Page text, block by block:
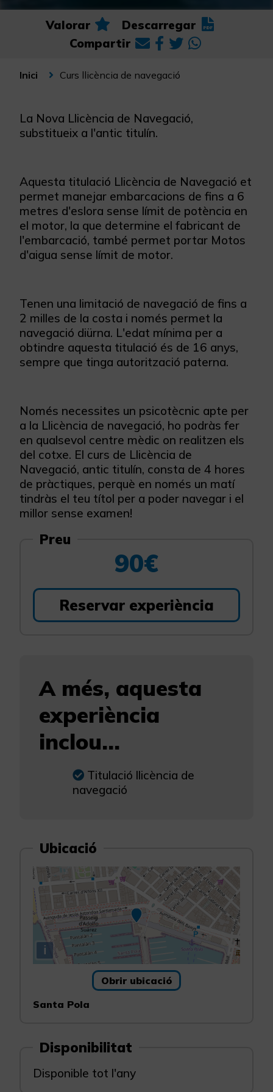
Valorar
Descarregar
Compartir
Inici Curs llicència de navegació
La Nova Llicència de Navegació,
substitueix a l'antic titulín.
Aquesta titulació Llicència de Navegació et
permet manejar embarcacions de fins a 6
metres d'eslora sense límit de potència en
el motor, la que determine el fabricant de
l'embarcació, també permet portar Motos
d'aigua sense límit de motor.
Tenen una limitació de navegació de fins a
2 milles de la costa i només permet la
navegació diürna. L'edat mínima per a
obtindre aquesta titulació és de 16 anys,
sempre que tinga autorització paterna.
Només necessites un psicotècnic apte per
a la Llicència de navegació, ho podràs fer
en qualsevol centre mèdic on realitzen els
del cotxe. El curs de Llicència de
Navegació, antic titulín, consta de 4 hores
de pràctiques, perquè en només un matí
tindràs el teu títol per a poder navegar i el
millor sense examen!
Preu
90€
Reservar experiència
A més, aquesta
experiència
inclou...
Titulació llicència de
navegació
Ubicació
i
Obrir ubicació
Santa Pola
Disponibilitat
Disponible tot l'any